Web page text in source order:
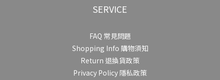
SERVICE
FAQ 常見問題
Shopping Info 購物須知
Return 退換貨政策
Privacy Policy 隱私政策